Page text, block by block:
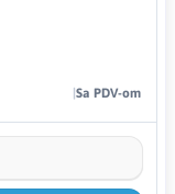
Sa PDV-om